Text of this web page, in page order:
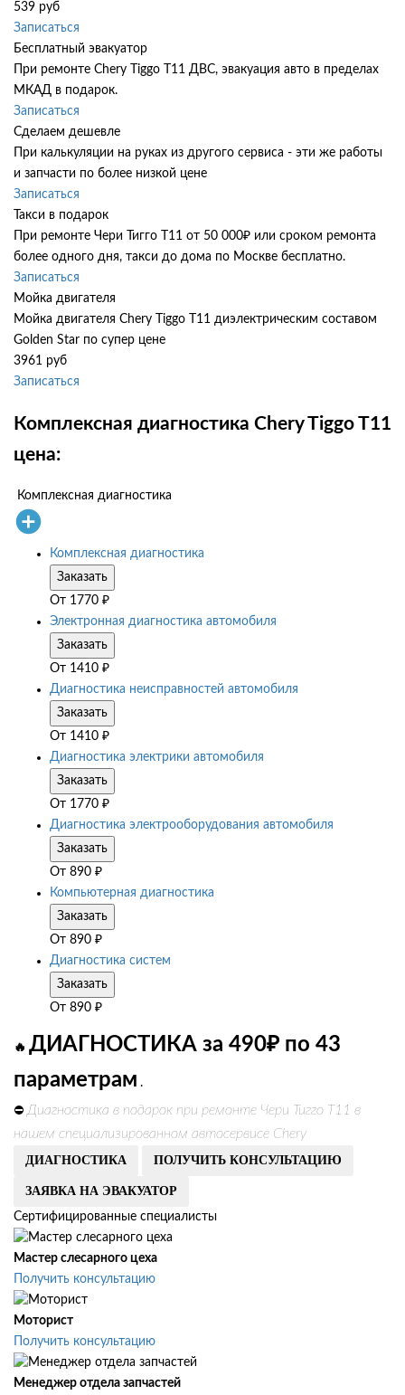
539 руб
Записаться
Бесплатный эвакуатор
При ремонте Chery Tiggo T11 ДВС, эвакуация авто в пределах
МКАД в подарок.
Записаться
Сделаем дешевле
При калькуляции на руках из другого сервиса - эти же работы
и запчасти по более низкой цене
Записаться
Такси в подарок
При ремонте Чери Тигго Т11 от 50 000₽ или сроком ремонта
более одного дня, такси до дома по Москве бесплатно.
Записаться
Мойка двигателя
Мойка двигателя Chery Tiggo T11 диэлектрическим составом
Golden Star по супер цене
3961 руб
Записаться
Комплексная диагностика Chery Tiggo T11
цена:
Комплексная диагностика
Комплексная диагностика
Заказать
От 1770 ₽
Электронная диагностика автомобиля
Заказать
От 1410 ₽
Диагностика неисправностей автомобиля
Заказать
От 1410 ₽
Диагностика электрики автомобиля
Заказать
От 1770 ₽
Диагностика электрооборудования автомобиля
Заказать
От 890 ₽
Компьютерная диагностика
Заказать
От 890 ₽
Диагностика систем
Заказать
От 890 ₽
🔥 ДИАГНОСТИКА за 490₽ по 43
параметрам .
⛔ Диагностика в подарок при ремонте Чери Тигго Т11 в
нашем специализированном автосервисе Chery
ДИАГНОСТИКА ПОЛУЧИТЬ КОНСУЛЬТАЦИЮ
ЗАЯВКА НА ЭВАКУАТОР
Сертифицированные специалисты
Мастер слесарного цеха
Получить консультацию
Моторист
Получить консультацию
Менеджер отдела запчастей